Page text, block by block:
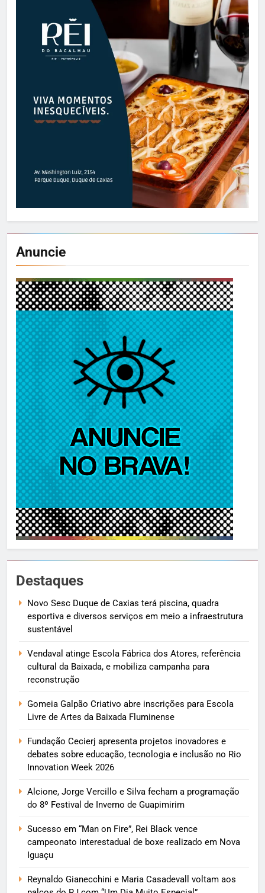
Anuncie
Destaques
Novo Sesc Duque de Caxias terá piscina, quadra
esportiva e diversos serviços em meio a infraestrutura
sustentável
Vendaval atinge Escola Fábrica dos Atores, referência
cultural da Baixada, e mobiliza campanha para
reconstrução
Gomeia Galpão Criativo abre inscrições para Escola
Livre de Artes da Baixada Fluminense
Fundação Cecierj apresenta projetos inovadores e
debates sobre educação, tecnologia e inclusão no Rio
Innovation Week 2026
Alcione, Jorge Vercillo e Silva fecham a programação
do 8º Festival de Inverno de Guapimirim
Sucesso em “Man on Fire”, Rei Black vence
campeonato interestadual de boxe realizado em Nova
Iguaçu
Reynaldo Gianecchini e Maria Casadevall voltam aos